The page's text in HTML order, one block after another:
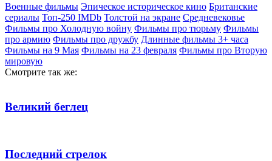
Военные фильмы Эпическое историческое кино Британские
сериалы Топ-250 IMDb Толстой на экране Средневековье
Фильмы про Холодную войну Фильмы про тюрьму Фильмы
про армию Фильмы про дружбу Длинные фильмы 3+ часа
Фильмы на 9 Мая Фильмы на 23 февраля Фильмы про Вторую
мировую
Смотрите так же:
Великий беглец
Последний стрелок